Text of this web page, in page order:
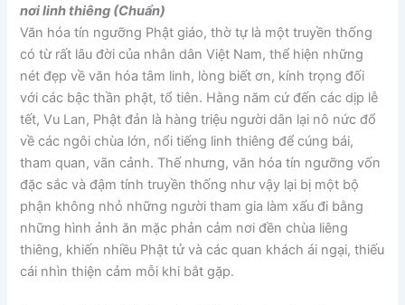
nơi linh thiêng (Chuẩn)
Văn hóa tín ngưỡng Phật giáo, thờ tự là một truyền thống
có từ rất lâu đời của nhân dân Việt Nam, thể hiện những
nét đẹp về văn hóa tâm linh, lòng biết ơn, kính trọng đối
với các bậc thần phật, tổ tiên. Hằng năm cứ đến các dịp lễ
tết, Vu Lan, Phật đản là hàng triệu người dân lại nô nức đổ
về các ngôi chùa lớn, nổi tiếng linh thiêng để cúng bái,
tham quan, vãn cảnh. Thế nhưng, văn hóa tín ngưỡng vốn
đặc sắc và đậm tính truyền thống như vậy lại bị một bộ
phận không nhỏ những người tham gia làm xấu đi bằng
những hình ảnh ăn mặc phản cảm nơi đền chùa liêng
thiêng, khiến nhiều Phật tử và các quan khách ái ngại, thiếu
cái nhìn thiện cảm mỗi khi bắt gặp.